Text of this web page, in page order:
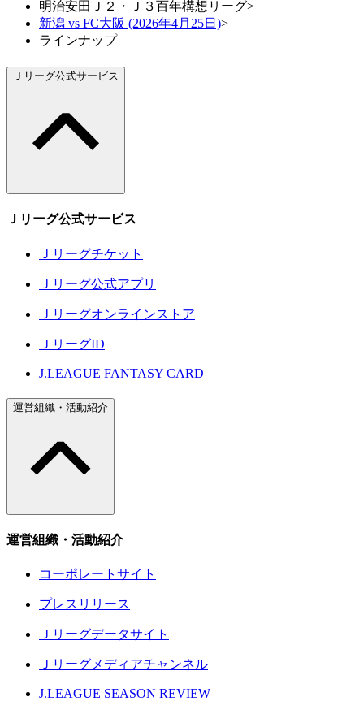
明治安田Ｊ２・Ｊ３百年構想リーグ>
新潟 vs FC大阪 (2026年4月25日)>
ラインナップ
Ｊリーグ公式サービス
Ｊリーグ公式サービス
Ｊリーグチケット
Ｊリーグ公式アプリ
Ｊリーグオンラインストア
ＪリーグID
J.LEAGUE FANTASY CARD
運営組織・活動紹介
運営組織・活動紹介
コーポレートサイト
プレスリリース
Ｊリーグデータサイト
Ｊリーグメディアチャンネル
J.LEAGUE SEASON REVIEW